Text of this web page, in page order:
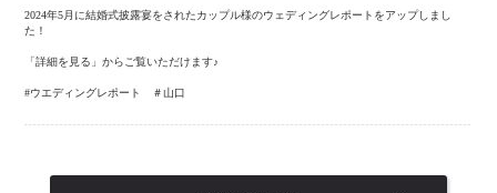
2024年5月に結婚式披露宴をされたカップル様のウェディングレポートをアップしまし
た！
「詳細を見る」からご覧いただけます♪
#ウエディングレポート ＃山口